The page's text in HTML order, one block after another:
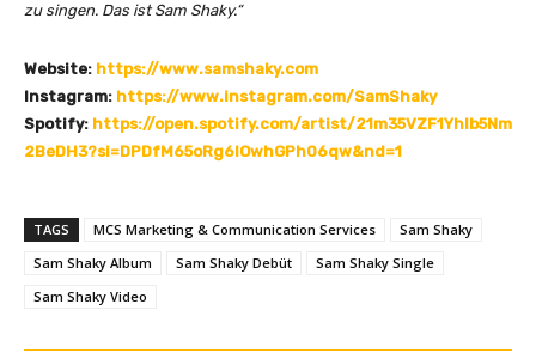
zu singen. Das ist Sam Shaky.“
Website: https://www.samshaky.com
Instagram: https://www.instagram.com/SamShaky
Spotify: https://open.spotify.com/artist/21m35VZF1Yhlb5Nm
2BeDH3?si=DPDfM65oRg6lOwhGPh06qw&nd=1
TAGS MCS Marketing & Communication Services
Sam Shaky
Sam Shaky Album
Sam Shaky Debüt
Sam Shaky Single
Sam Shaky Video